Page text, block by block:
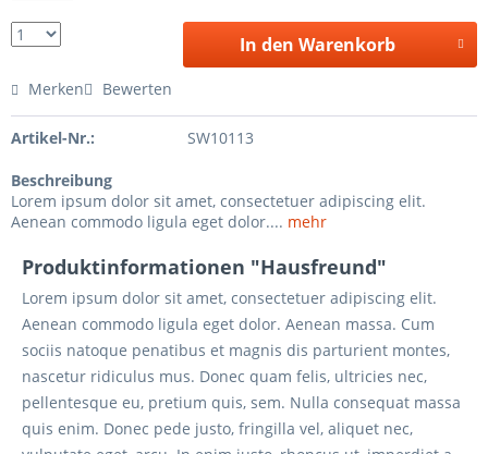
In den Warenkorb
Merken Bewerten
Artikel-Nr.: SW10113
Beschreibung
Lorem ipsum dolor sit amet, consectetuer adipiscing elit.
Aenean commodo ligula eget dolor.... mehr
Produktinformationen "Hausfreund"
Lorem ipsum dolor sit amet, consectetuer adipiscing elit.
Aenean commodo ligula eget dolor. Aenean massa. Cum
sociis natoque penatibus et magnis dis parturient montes,
nascetur ridiculus mus. Donec quam felis, ultricies nec,
pellentesque eu, pretium quis, sem. Nulla consequat massa
quis enim. Donec pede justo, fringilla vel, aliquet nec,